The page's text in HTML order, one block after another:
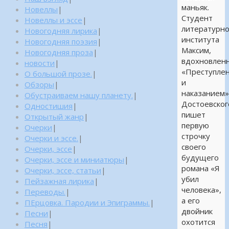
маньяк.
Студент
института
Максим,
и
наказанием»
пишет
первую
строчку
своего
будущего
романа «Я
убил
человека»,
а его
двойник
охотится
Новеллы |
Новеллы и эссе |
Новогодняя лирика |
Новогодняя поэзия |
Новогодняя проза |
новости |
О большой прозе. |
Обзоры |
Обустраиваем нашу планету. |
Одностишия |
Открытый жанр |
Очерки |
Очерки и эссе. |
Очерки, эссе |
Очерки, эссе и миниатюры |
Очерки, эссе, статьи |
Пейзажная лирика |
Переводы. |
ПЕрцовка. Пародии и Эпиграммы. |
Песни |
Песня |